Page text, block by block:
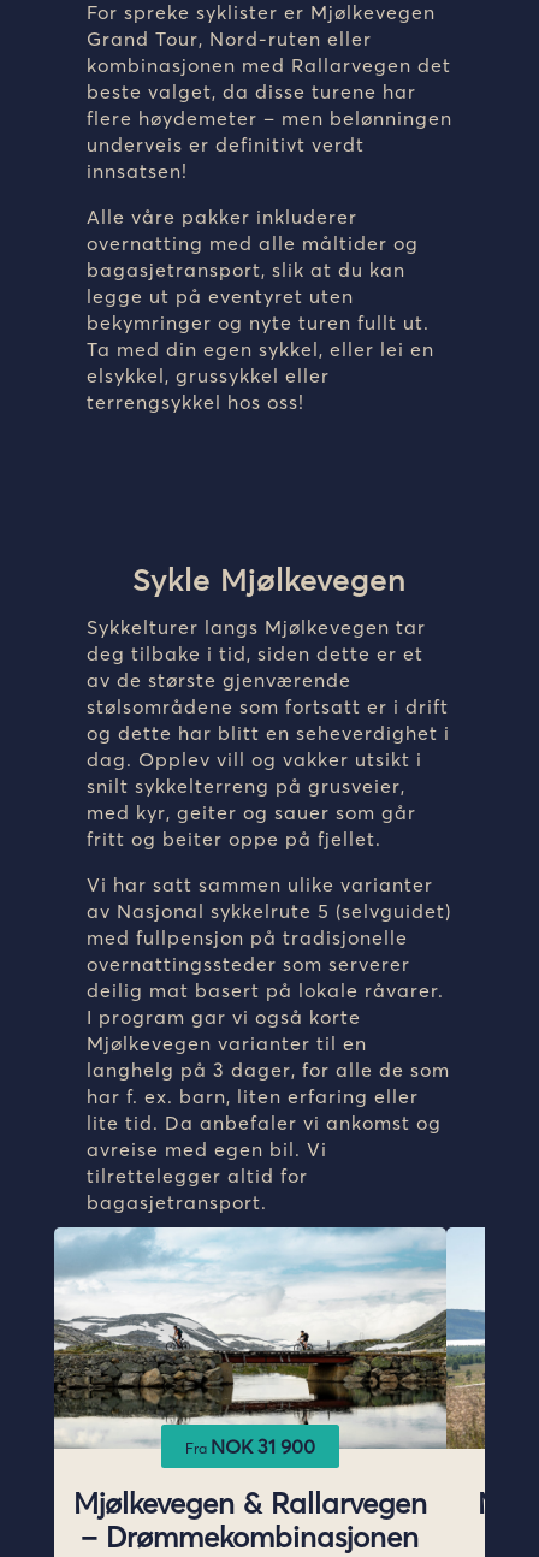
For spreke syklister er Mjølkevegen
Grand Tour, Nord-ruten eller
kombinasjonen med Rallarvegen det
beste valget, da disse turene har
flere høydemeter – men belønningen
underveis er definitivt verdt
innsatsen!
Alle våre pakker inkluderer
overnatting med alle måltider og
bagasjetransport, slik at du kan
legge ut på eventyret uten
bekymringer og nyte turen fullt ut.
Ta med din egen sykkel, eller lei en
elsykkel, grussykkel eller
terrengsykkel hos oss!
Sykle Mjølkevegen
Sykkelturer langs Mjølkevegen tar
deg tilbake i tid, siden dette er et
av de største gjenværende
stølsområdene som fortsatt er i drift
og dette har blitt en seheverdighet i
dag. Opplev vill og vakker utsikt i
snilt sykkelterreng på grusveier,
med kyr, geiter og sauer som går
fritt og beiter oppe på fjellet.
Vi har satt sammen ulike varianter
av Nasjonal sykkelrute 5 (selvguidet)
med fullpensjon på tradisjonelle
overnattingssteder som serverer
deilig mat basert på lokale råvarer.
I program gar vi også korte
Mjølkevegen varianter til en
langhelg på 3 dager, for alle de som
har f. ex. barn, liten erfaring eller
lite tid. Da anbefaler vi ankomst og
avreise med egen bil. Vi
tilrettelegger altid for
bagasjetransport.